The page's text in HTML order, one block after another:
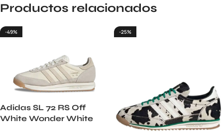
Productos relacionados
-49%
Adidas SL 72 RS Off
White Wonder White
-25%